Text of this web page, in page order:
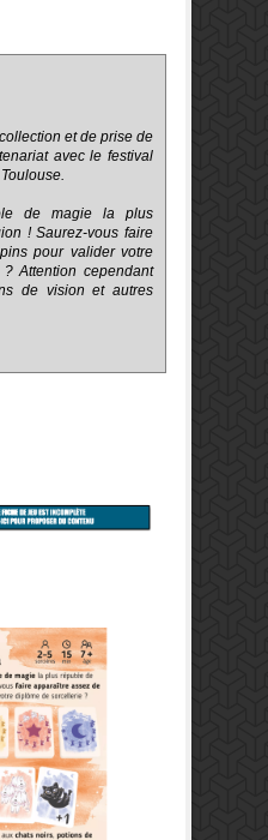
et de prise de
avec le festival
de magie la plus
! Saurez-vous faire
pour valider votre
Attention cependant
de vision et autres